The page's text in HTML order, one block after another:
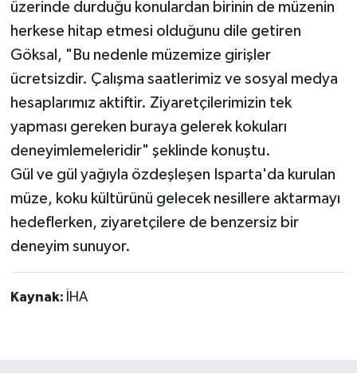
üzerinde durduğu konulardan birinin de müzenin
herkese hitap etmesi olduğunu dile getiren
Göksal, "Bu nedenle müzemize girişler
ücretsizdir. Çalışma saatlerimiz ve sosyal medya
hesaplarımız aktiftir. Ziyaretçilerimizin tek
yapması gereken buraya gelerek kokuları
deneyimlemeleridir" şeklinde konuştu.
Gül ve gül yağıyla özdeşleşen Isparta'da kurulan
müze, koku kültürünü gelecek nesillere aktarmayı
hedeflerken, ziyaretçilere de benzersiz bir
deneyim sunuyor.
Kaynak: İHA